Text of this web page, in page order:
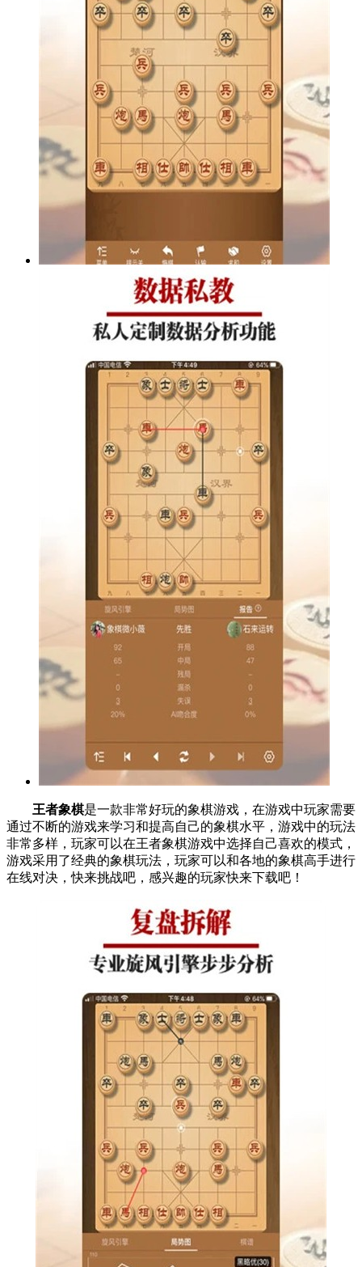
王者象棋是一款非常好玩的象棋游戏，在游戏中玩家需要
通过不断的游戏来学习和提高自己的象棋水平，游戏中的玩法
非常多样，玩家可以在王者象棋游戏中选择自己喜欢的模式，
游戏采用了经典的象棋玩法，玩家可以和各地的象棋高手进行
在线对决，快来挑战吧，感兴趣的玩家快来下载吧！